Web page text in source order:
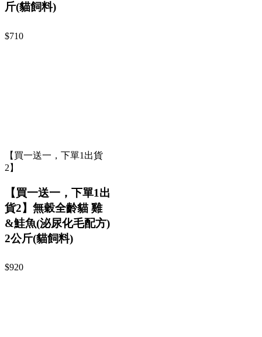
斤(貓飼料)
$710
【買一送一，下單1出貨
2】
【買一送一，下單1出
貨2】無穀全齡貓 雞
&鮭魚(泌尿化毛配方)
2公斤(貓飼料)
$920